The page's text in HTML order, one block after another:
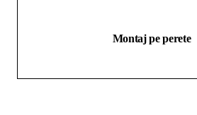
Montaj pe perete